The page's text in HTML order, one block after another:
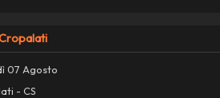
07 Agosto
- CS